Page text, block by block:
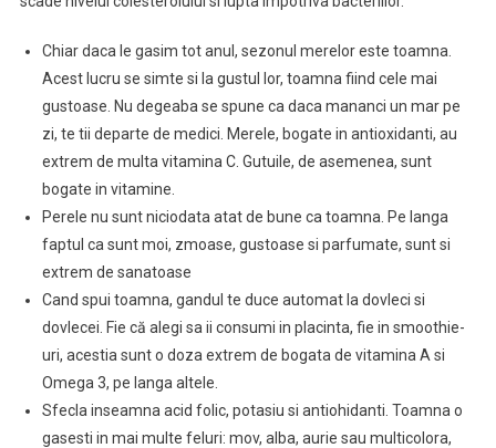
Chiar daca le gasim tot anul, sezonul merelor este toamna.
Acest lucru se simte si la gustul lor, toamna fiind cele mai
gustoase. Nu degeaba se spune ca daca mananci un mar pe
zi, te tii departe de medici. Merele, bogate in antioxidanti, au
extrem de multa vitamina C. Gutuile, de asemenea, sunt
bogate in vitamine.
Perele nu sunt niciodata atat de bune ca toamna. Pe langa
faptul ca sunt moi, zmoase, gustoase si parfumate, sunt si
extrem de sanatoase
Cand spui toamna, gandul te duce automat la dovleci si
dovlecei. Fie că alegi sa ii consumi in placinta, fie in smoothie-
uri, acestia sunt o doza extrem de bogata de vitamina A si
Omega 3, pe langa altele.
Sfecla inseamna acid folic, potasiu si antiohidanti. Toamna o
gasesti in mai multe feluri: mov, alba, aurie sau multicolora,